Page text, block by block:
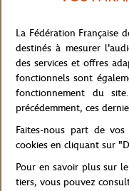
qu'une bande intérieure
faciliteront l'évacuation
toutes les morphologies
Le logo Roland-Garros
marquées "Roland-
pour le tournoi. Ce
Référence : RCQA0419-
La Fédération Française
destinés à mesurer
des services et offres
fonctionnels sont
fonctionnement du
précédemment, ces
Faites-nous part de
cookies en cliquant sur
Pour en savoir plus sur
tiers, vous pouvez